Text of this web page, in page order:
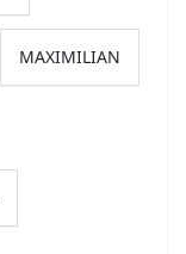
MAXIMILIAN